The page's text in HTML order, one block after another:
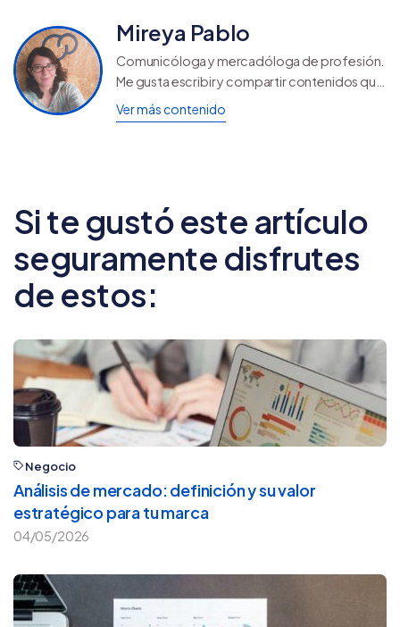
Mireya Pablo
Comunicóloga y mercadóloga de profesión.
Me gusta escribir y compartir contenidos que
ayuden a otros a seguir creciendo y
aprendiendo.
Ver más contenido
Si te gustó este artículo
seguramente disfrutes
de estos:
Negocio
Análisis de mercado: definición y su valor
estratégico para tu marca
04/05/2026